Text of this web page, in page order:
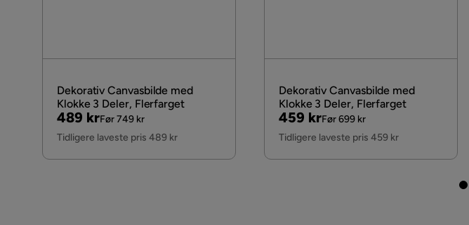
Dekorativ Canvasbilde med
Klokke 3 Deler, Flerfarget
Pris
489 kr
Original
Pris
Før 749 kr
Tidligere laveste pris 489 kr
Dekorativ Canvasbilde med
Klokke 3 Deler, Flerfarget
Pris
459 kr
Original
Pris
Før 699 kr
Tidligere laveste pris 459 kr